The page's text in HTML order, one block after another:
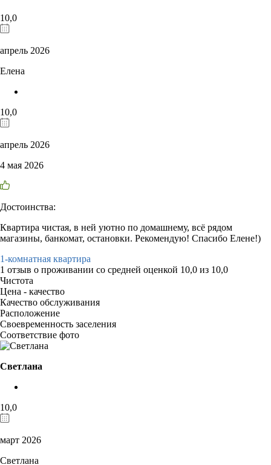
10,0
апрель 2026
Елена
10,0
апрель 2026
4 мая 2026
Достоинства:
Квартира чистая, в ней уютно по домашнему, всё рядом
магазины, банкомат, остановки. Рекомендую! Спасибо Елене!)
1-комнатная квартира
1 отзыв о проживании со средней оценкой 10,0 из 10,0
Чистота
Цена - качество
Качество обслуживания
Расположение
Своевременность заселения
Соответствие фото
Светлана
10,0
март 2026
Светлана